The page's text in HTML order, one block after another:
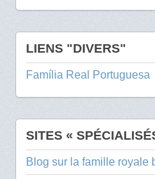
LIENS "DIVERS"
Família Real Portuguesa
SITES «
Blog sur la famille royale